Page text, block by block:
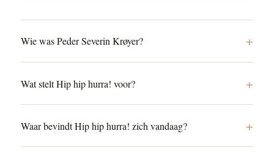
Wie was Peder Severin Krøyer? +
Wat stelt Hip hip hurra! voor? +
Waar bevindt Hip hip hurra! zich vandaag? +